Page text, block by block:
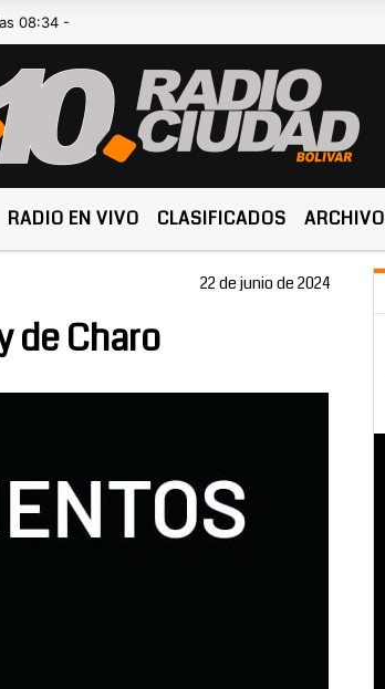
-
RADIO EN VIVO CLASIFICADOS ARCHIVO
22 de junio de 2024
de Charo